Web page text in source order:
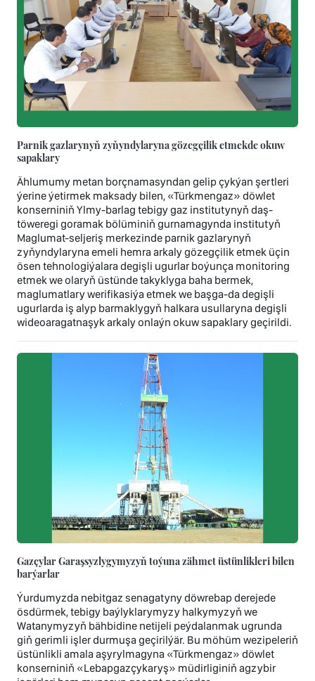
Parnik gazlarynyň zyňyndylaryna gözegçilik etmekde okuw
sapaklary
Ählumumy metan borçnamasyndan gelip çykýan şertleri
ýerine ýetirmek maksady bilen, «Türkmengaz» döwlet
konserniniň Ylmy-barlag tebigy gaz institutynyň daş-
töweregi goramak bölüminiň gurnamagynda institutyň
Maglumat-seljeriş merkezinde parnik gazlarynyň
zyňyndylaryna emeli hemra arkaly gözegçilik etmek üçin
ösen tehnologiýalara degişli ugurlar boýunça monitoring
etmek we olaryň üstünde takyklyga baha bermek,
maglumatlary werifikasiýa etmek we başga-da degişli
ugurlarda iş alyp barmaklygyň halkara usullaryna degişli
wideoaragatnaşyk arkaly onlaýn okuw sapaklary geçirildi.
Gazçylar Garaşsyzlygymyzyň toýuna zähmet üstünlikleri bilen
barýarlar
Ýurdumyzda nebitgaz senagatyny döwrebap derejede
ösdürmek, tebigy baýlyklarymyzy halkymyzyň we
Watanymyzyň bähbidine netijeli peýdalanmak ugrunda
giň gerimli işler durmuşa geçirilýär. Bu möhüm wezipeleriň
üstünlikli amala aşyrylmagyna «Türkmengaz» döwlet
konserniniň «Lebapgazçykaryş» müdirliginiň agzybir